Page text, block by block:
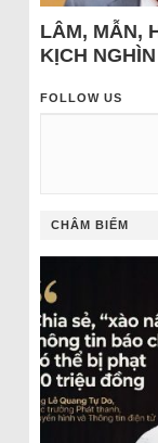
LÂM, MẪN,
KỊCH
FOLLOW US
CHÂM BIẾM